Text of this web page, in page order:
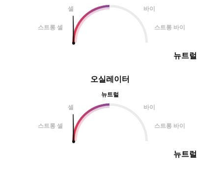
오실레이터
뉴트럴
셀
바이
스트롱 셀 스트롱 바이
뉴트럴
셀
바이
스트롱 셀 스트롱 바이
뉴트럴